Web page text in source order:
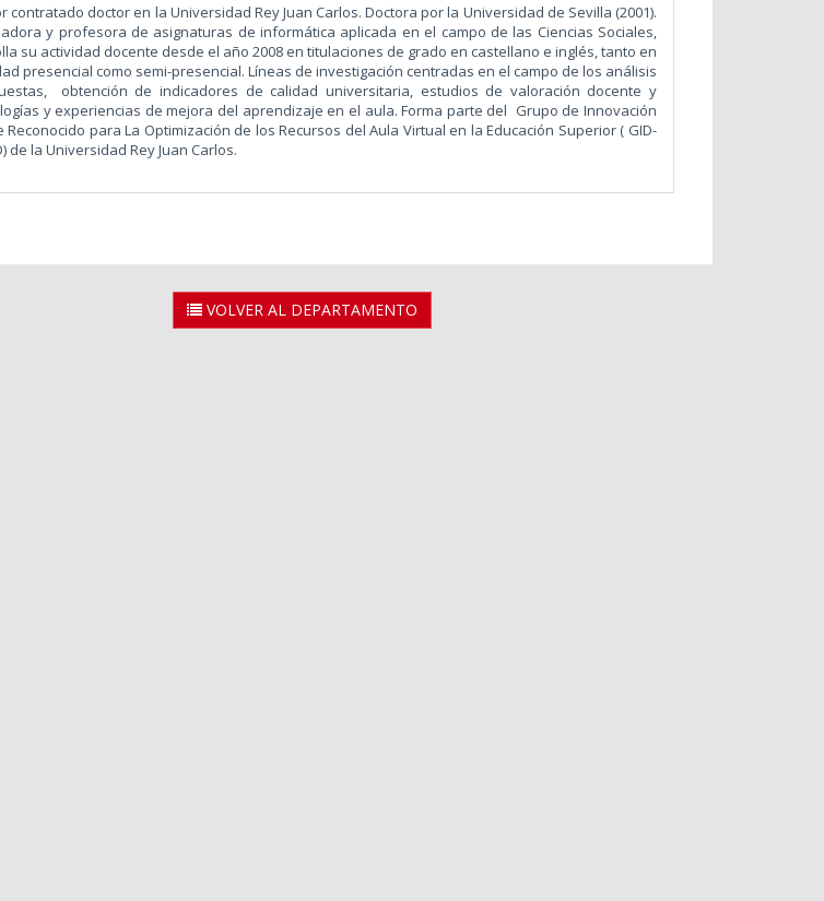
contratado doctor en la Universidad Rey Juan Carlos. Doctora por la Universidad de Sevilla (2001).
y profesora de asignaturas de informática aplicada en el campo de las Ciencias Sociales,
su actividad docente desde el año 2008 en titulaciones de grado en castellano e inglés, tanto en
presencial como semi-presencial. Líneas de investigación centradas en el campo de los análisis
obtención de indicadores de calidad universitaria, estudios de valoración docente y
y experiencias de mejora del aprendizaje en el aula. Forma parte del Grupo de Innovación
Reconocido para La Optimización de los Recursos del Aula Virtual en la Educación Superior ( GID-
de la Universidad Rey Juan Carlos.
VOLVER AL DEPARTAMENTO